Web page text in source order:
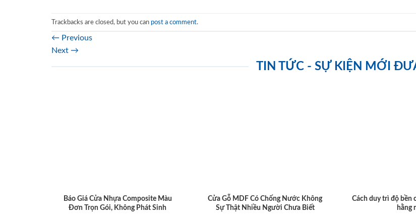
Trackbacks are closed, but you can post a comment.
← Previous
Next →
TIN TỨC - SỰ KIỆN MỚI
Báo Giá Cửa Nhựa Composite Màu
Đơn Trọn Gói, Không Phát Sinh
Cửa Gỗ MDF Có Chống Nước Không
Sự Thật Nhiều Người Chưa Biết
Cách duy trì độ bền
hằng